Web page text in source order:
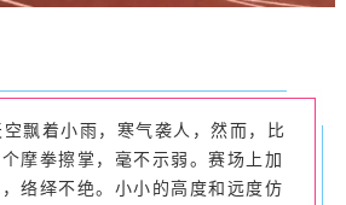
空飘着小雨，寒气袭人，然而，比
摩拳擦掌，毫不示弱。赛场上加
络绎不绝。小小的高度和远度仿